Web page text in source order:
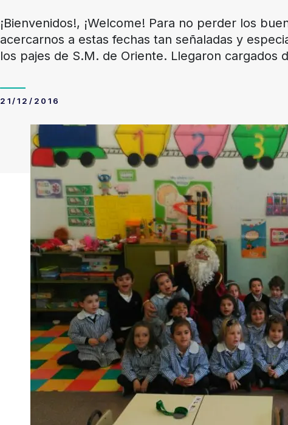
¡Bienvenidos!, ¡Welcome! Para no perder los
acercarnos a estas fechas tan señaladas y
los pajes de S.M. de Oriente. Llegaron cargados
21/12/2016